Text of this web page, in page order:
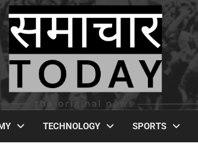
TECHNOLOGY SPORTS